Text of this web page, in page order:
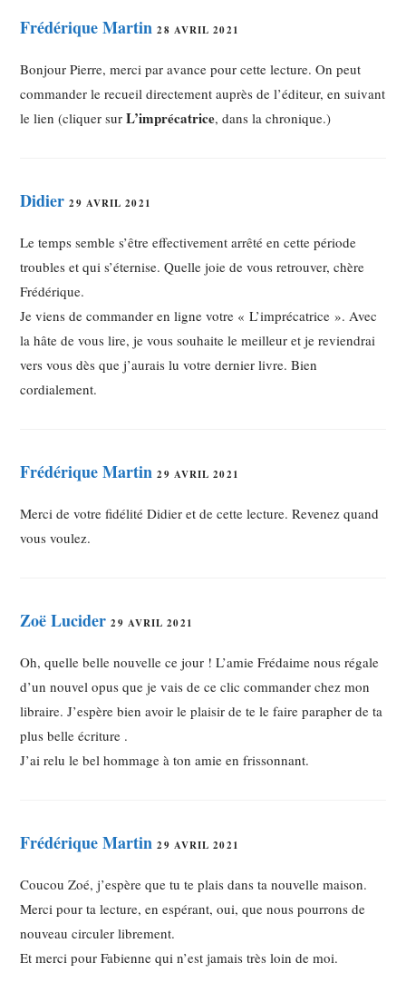
Frédérique Martin 28 AVRIL 2021
Bonjour Pierre, merci par avance pour cette lecture. On peut
commander le recueil directement auprès de l’éditeur, en suivant
le lien (cliquer surL’imprécatrice, dans la chronique.)
Didier 29 AVRIL 2021
Le temps semble s’être effectivement arrêté en cette période
troubles et qui s’éternise. Quelle joie de vous retrouver, chère
Frédérique.
Je viens de commander en ligne votre « L’imprécatrice ». Avec
la hâte de vous lire, je vous souhaite le meilleur et je reviendrai
vers vous dès que j’aurais lu votre dernier livre. Bien
cordialement.
Frédérique Martin 29 AVRIL 2021
Merci de votre fidélité Didier et de cette lecture. Revenez quand
vous voulez.
Zoë Lucider 29 AVRIL 2021
Oh, quelle belle nouvelle ce jour ! L’amie Frédaime nous régale
d’un nouvel opus que je vais de ce clic commander chez mon
libraire. J’espère bien avoir le plaisir de te le faire parapher de ta
plus belle écriture .
J’ai relu le bel hommage à ton amie en frissonnant.
Frédérique Martin 29 AVRIL 2021
Coucou Zoé, j’espère que tu te plais dans ta nouvelle maison.
Merci pour ta lecture, en espérant, oui, que nous pourrons de
nouveau circuler librement.
Et merci pour Fabienne qui n’est jamais très loin de moi.